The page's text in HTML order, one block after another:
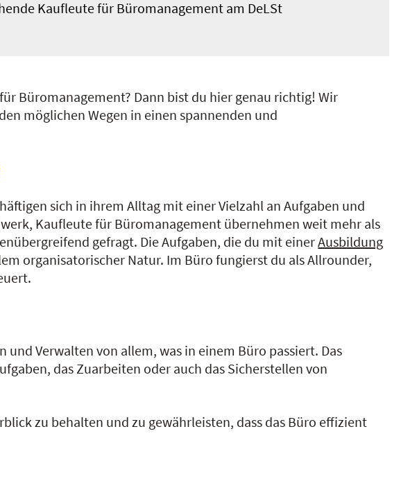
Kaufleute für Büromanagement am DeLSt
Büromanagement? Dann bist du hier genau richtig! Wir
möglichen Wegen in einen spannenden und
sich in ihrem Alltag mit einer Vielzahl an Aufgaben und
Kaufleute für Büromanagement übernehmen weit mehr als
gefragt. Die Aufgaben, die du mit einerAusbildung
organisatorischer Natur. Im Büro fungierst du als Allrounder,
Verwalten von allem, was in einem Büro passiert. Das
das Zuarbeiten oder auch das Sicherstellen von
zu behalten und zu gewährleisten, dass das Büro effizient